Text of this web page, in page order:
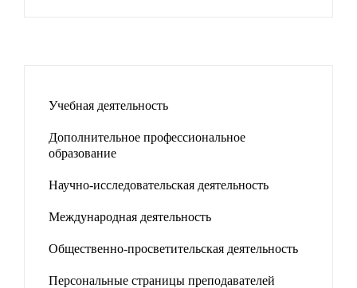
Учебная деятельность
Дополнительное профессиональное
образование
Научно-исследовательская деятельность
Международная деятельность
Общественно-просветительская деятельность
Персональные страницы преподавателей